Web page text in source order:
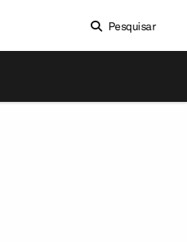
Pesquisar